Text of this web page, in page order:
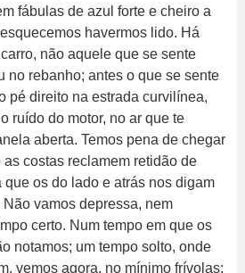
fábulas de azul forte e cheiro a
havermos lido. Há
não aquele que se sente
no rebanho; antes o que se sente
pé direito na estrada curvilínea,
ruído do motor, no ar que te
aberta. Temos pena de chegar
costas reclamem retidão de
que os do lado e atrás nos digam
vamos depressa, nem
certo. Num tempo em que os
notamos; um tempo solto, onde
vemos agora, no mínimo frívolas;